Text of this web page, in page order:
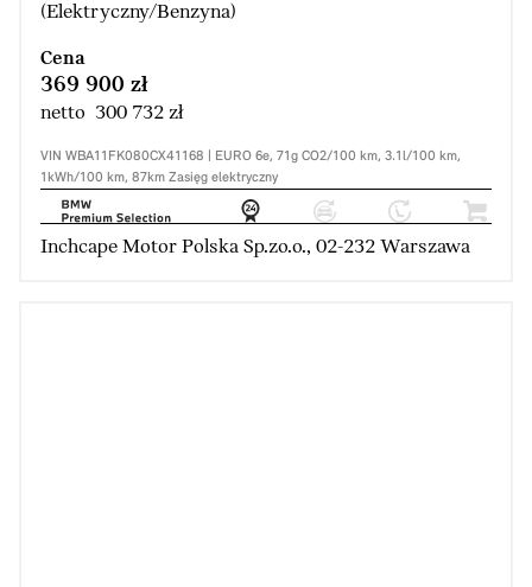
(Elektryczny/Benzyna)
Cena
369 900 zł
netto 300 732 zł
VIN WBA11FK080CX41168 | EURO 6e, 71g CO2/100 km, 3.1l/100 km,
1kWh/100 km, 87km Zasięg elektryczny
Inchcape Motor Polska Sp.zo.o., 02-232 Warszawa